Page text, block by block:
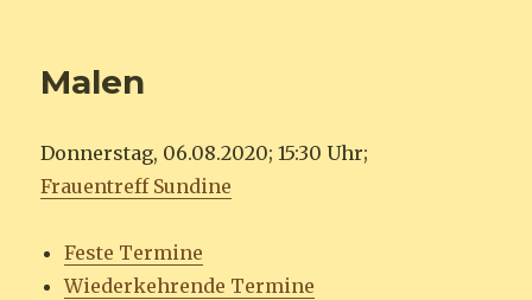
Malen
Donnerstag, 06.08.2020; 15:30 Uhr;
Frauentreff Sundine
Feste Termine
Wiederkehrende Termine